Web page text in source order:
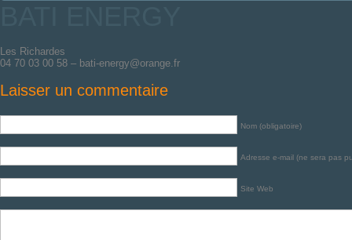
Les Richardes
04 70 03 00 58 – bati-energy@orange.fr
Laisser un commentaire
Nom (obligatoire)
Adresse e-mail (ne sera pas
Site Web